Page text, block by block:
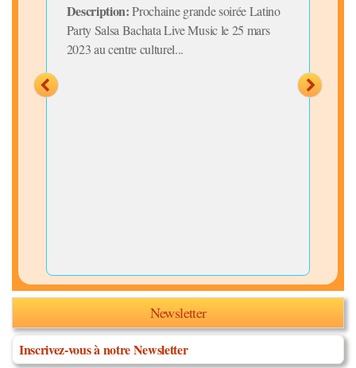
Description:Prochaine grande soirée Latino
Party Salsa Bachata Live Music le 25 mars
2023 au centre culturel...
Newsletter
Inscrivez-vous à notre Newsletter